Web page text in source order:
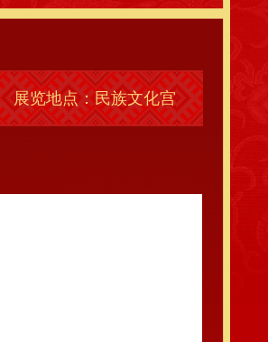
展览地点：民族文化宫